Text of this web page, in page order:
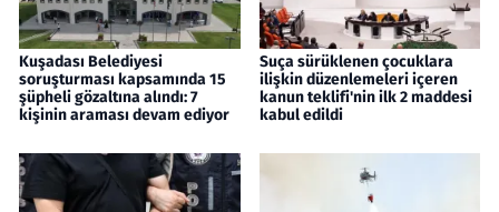
Kuşadası Belediyesi
soruşturması kapsamında 15
şüpheli gözaltına alındı: 7
kişinin araması devam ediyor
Suça sürüklenen çocuklara
ilişkin düzenlemeleri içeren
kanun teklifi'nin ilk 2 maddesi
kabul edildi